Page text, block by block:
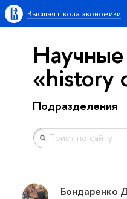
Высшая школа экономики
«history
Подразделения
Бондаренко